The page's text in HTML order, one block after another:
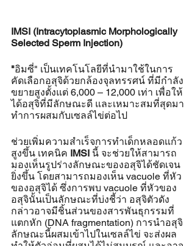
IMSI (Intracytoplasmic Morphologically
Selected Sperm Injection)
"อิมซี่" เป็นเทคโนโลยีที่นำมาใช้ในการ
คัดเลือกอสุจิด้วยกล้องจุลทรรศน์ ที่มีกำลัง
ขยายสูงตั้งแต่ 6,000 – 12,000 เท่า เพื่อให้
ได้อสุจิที่มีลักษณะดี และเหมาะสมที่สุดมา
ทำการผสมกับเซลล์ไข่ต่อไป
ช่วยเพิ่มความสำเร็จการทำเด็กหลอดแก้ว
สูงขึ้น เทคนิค IMSI นี้ จะช่วยให้สามารถ
มองเห็นรูปร่างลักษณะของอสุจิได้ชัดเจน
ยิ่งขึ้น โดยสามารถมองเห็น vacuole ที่หัว
ของอสุจิได้ ซึ่งการพบ vacuole ที่หัวของ
อสุจินั้นเป็นลักษณะที่บ่งชี้ว่า อสุจิตัวดัง
กล่าวอาจมีชิ้นส่วนของสารพันธุกรรมที่
แตกหัก (DNA fragmentation) การนำอสุจิ
ลักษณะนี้ผสมเข้าไปในเซลล์ไข่ จะส่งผล